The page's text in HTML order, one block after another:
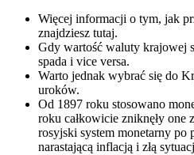
Więcej informacji o tym, jak
znajdziesz tutaj.
Gdy wartość waluty krajowej
spada i vice versa.
Warto jednak wybrać się do
uroków.
Od 1897 roku stosowano
roku całkowicie zniknęły one
rosyjski system monetarny po
narastającą inflacją i złą